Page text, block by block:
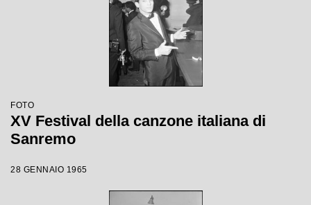
FOTO
XV Festival della canzone italiana di
Sanremo
28 GENNAIO 1965